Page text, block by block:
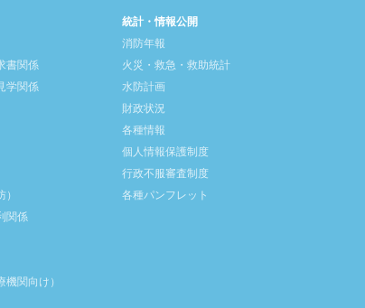
書関係
学関係
関係
関向け）
統計・情報公開
消防年報
火災・救急・救助統計
水防計画
財政状況
各種情報
個人情報保護制度
行政不服審査制度
各種パンフレット